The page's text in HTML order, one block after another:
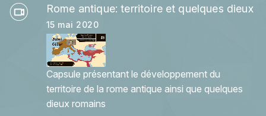
Rome antique: territoire et quelques dieux
15 mai 2020
Capsule présentant le développement du
territoire de la rome antique ainsi que quelques
dieux romains